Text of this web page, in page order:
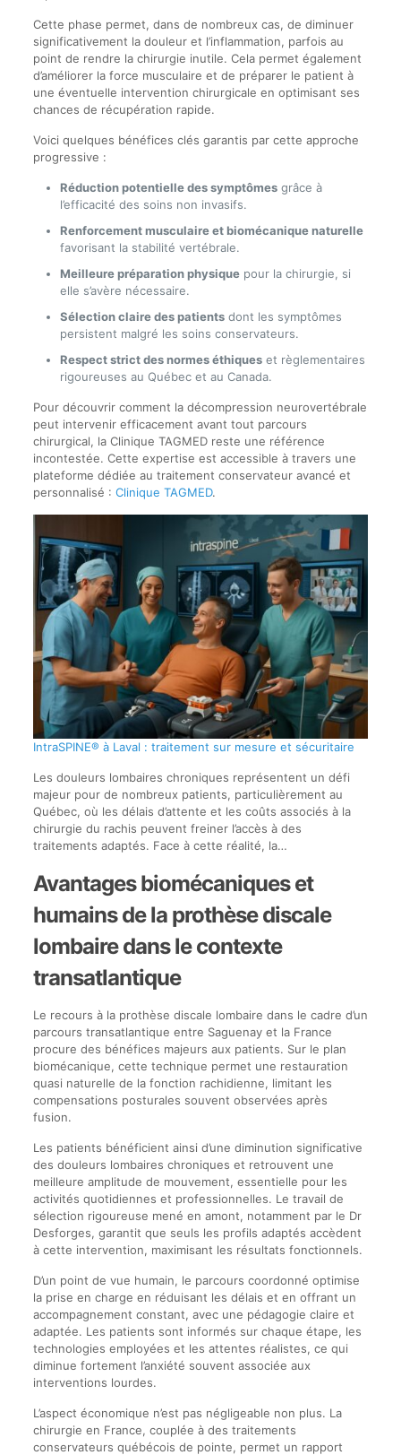
Cette phase permet, dans de nombreux cas, de diminuer
significativement la douleur et l’inflammation, parfois au
point de rendre la chirurgie inutile. Cela permet également
d’améliorer la force musculaire et de préparer le patient à
une éventuelle intervention chirurgicale en optimisant ses
chances de récupération rapide.
Voici quelques bénéfices clés garantis par cette approche
progressive :
Réduction potentielle des symptômesgrâce à
l’efficacité des soins non invasifs.
Renforcement musculaire et biomécanique naturelle
favorisant la stabilité vertébrale.
Meilleure préparation physiquepour la chirurgie, si
elle s’avère nécessaire.
Sélection claire des patientsdont les symptômes
persistent malgré les soins conservateurs.
Respect strict des normes éthiqueset règlementaires
rigoureuses au Québec et au Canada.
Pour découvrir comment la décompression neurovertébrale
peut intervenir efficacement avant tout parcours
chirurgical, la Clinique TAGMED reste une référence
incontestée. Cette expertise est accessible à travers une
plateforme dédiée au traitement conservateur avancé et
personnalisé : Clinique TAGMED.
IntraSPINE® à Laval : traitement sur mesure et sécuritaire
Les douleurs lombaires chroniques représentent un défi
majeur pour de nombreux patients, particulièrement au
Québec, où les délais d’attente et les coûts associés à la
chirurgie du rachis peuvent freiner l’accès à des
traitements adaptés. Face à cette réalité, la…
Avantages biomécaniques et
humains de la prothèse discale
lombaire dans le contexte
transatlantique
Le recours à la prothèse discale lombaire dans le cadre d’un
parcours transatlantique entre Saguenay et la France
procure des bénéfices majeurs aux patients. Sur le plan
biomécanique, cette technique permet une restauration
quasi naturelle de la fonction rachidienne, limitant les
compensations posturales souvent observées après
fusion.
Les patients bénéficient ainsi d’une diminution significative
des douleurs lombaires chroniques et retrouvent une
meilleure amplitude de mouvement, essentielle pour les
activités quotidiennes et professionnelles. Le travail de
sélection rigoureuse mené en amont, notamment par le Dr
Desforges, garantit que seuls les profils adaptés accèdent
à cette intervention, maximisant les résultats fonctionnels.
D’un point de vue humain, le parcours coordonné optimise
la prise en charge en réduisant les délais et en offrant un
accompagnement constant, avec une pédagogie claire et
adaptée. Les patients sont informés sur chaque étape, les
technologies employées et les attentes réalistes, ce qui
diminue fortement l’anxiété souvent associée aux
interventions lourdes.
L’aspect économique n’est pas négligeable non plus. La
chirurgie en France, couplée à des traitements
conservateurs québécois de pointe, permet un rapport